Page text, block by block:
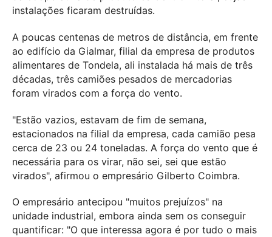
instalações ficaram destruídas.
A poucas centenas de metros de distância, em frente
ao edifício da Gialmar, filial da empresa de produtos
alimentares de Tondela, ali instalada há mais de três
décadas, três camiões pesados de mercadorias
foram virados com a força do vento.
"Estão vazios, estavam de fim de semana,
estacionados na filial da empresa, cada camião pesa
cerca de 23 ou 24 toneladas. A força do vento que é
necessária para os virar, não sei, sei que estão
virados", afirmou o empresário Gilberto Coimbra.
O empresário antecipou "muitos prejuízos" na
unidade industrial, embora ainda sem os conseguir
quantificar: "O que interessa agora é por tudo o mais